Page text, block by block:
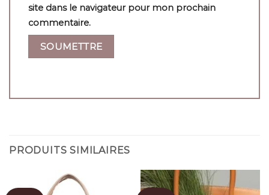
site dans le navigateur pour mon prochain
commentaire.
PRODUITS SIMILAIRES